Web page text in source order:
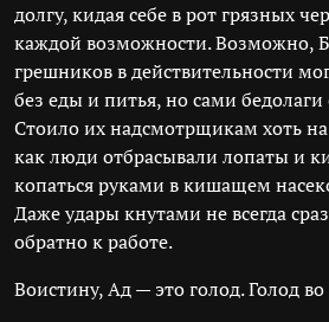
долгу, кидая себе в рот грязных
каждой возможности. Возможно,
грешников в действительности
без еды и питья, но сами бедолаги
Стоило их надсмотрщикам хоть
как люди отбрасывали лопаты и
копаться руками в кишащем
Даже удары кнутами не всегда
обратно к работе.
Воистину, Ад — это голод. Голод